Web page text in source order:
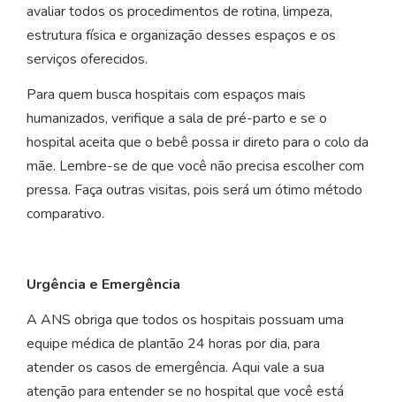
avaliar todos os procedimentos de rotina, limpeza,
estrutura física e organização desses espaços e os
serviços oferecidos.
Para quem busca hospitais com espaços mais
humanizados, verifique a sala de pré-parto e se o
hospital aceita que o bebê possa ir direto para o colo da
mãe. Lembre-se de que você não precisa escolher com
pressa. Faça outras visitas, pois será um ótimo método
comparativo.
Urgência e Emergência
A ANS obriga que todos os hospitais possuam uma
equipe médica de plantão 24 horas por dia, para
atender os casos de emergência. Aqui vale a sua
atenção para entender se no hospital que você está